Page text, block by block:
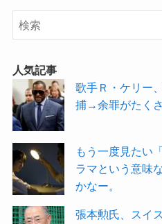
人気記事
歌手Ｒ・ケリー
捕→余罪がたく
もう一度見たい
ラマという意味
かなー。
張本勲氏、スイ